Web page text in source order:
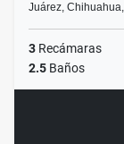
Juárez,
3 Recámaras
2.5 Baños